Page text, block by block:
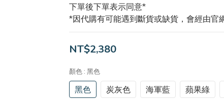
下單後下單表示同意*
*因代購有可能遇到斷貨或缺貨，會經由官
NT$2,380
顏色 : 黑色
黑色 炭灰色 海軍藍 蘋果綠